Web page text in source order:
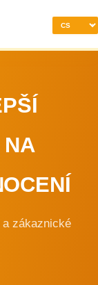
NA
zákaznické